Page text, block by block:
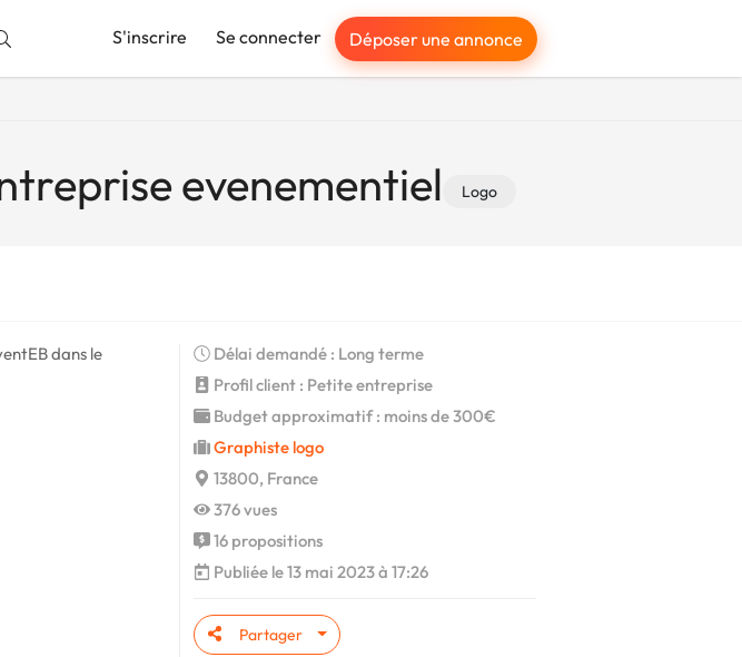
S'inscrire Se connecter Déposer une annonce
evenementiel Logo
dans le
Délai demandé : Long terme
Profil client : Petite entreprise
Budget approximatif : moins de 300€
Graphiste logo
13800, France
376 vues
16 propositions
Publiée le 13 mai 2023 à 17:26
Partager